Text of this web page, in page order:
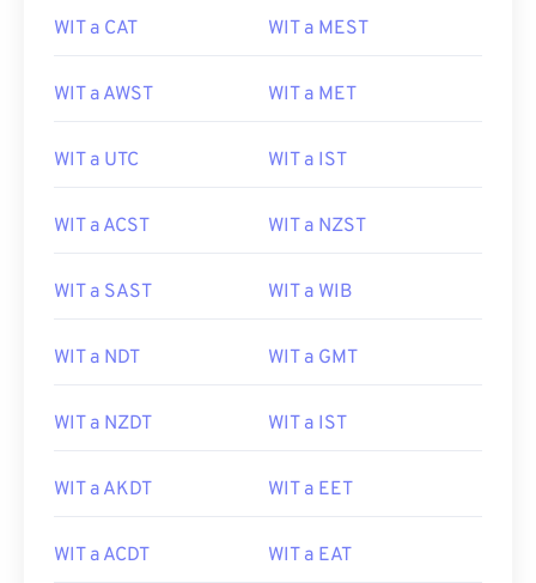
WIT a CAT WIT a MEST
WIT a AWST WIT a MET
WIT a UTC WIT a IST
WIT a ACST WIT a NZST
WIT a SAST WIT a WIB
WIT a NDT WIT a GMT
WIT a NZDT WIT a IST
WIT a AKDT WIT a EET
WIT a ACDT WIT a EAT